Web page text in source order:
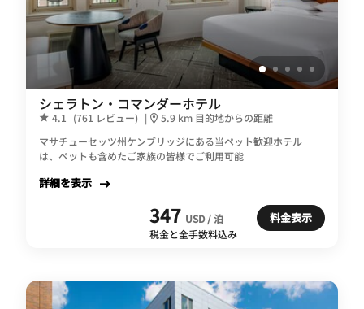
シェラトン・コマンダーホテル
4.1 (761 レビュー) |
5.9 km 目的地からの距離
マサチューセッツ州ケンブリッジにある当ペット歓迎ホテル
は、ペットも含めたご家族の皆様でご利用可能
詳細を表示
347 USD / 泊
税金と全手数料込み
料金表示